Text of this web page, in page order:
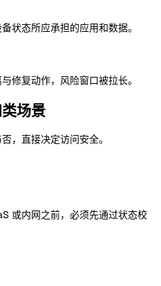
状态所应承担的应用和数据。
修复动作，风险窗口被拉长。
场景
，直接决定访问安全。
或内网之前，必须先通过状态校